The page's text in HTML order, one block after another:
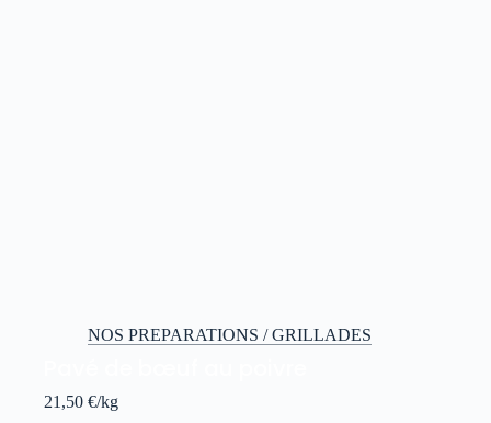
NOS PREPARATIONS / GRILLADES
21,50 €/kg